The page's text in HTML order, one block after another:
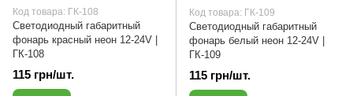
Код товара: ГК-108
Светодиодный габаритный
фонарь красный неон 12-24V |
ГК-108
115 грн/шт.
Код товара: ГК-109
Светодиодный габаритный
фонарь белый неон 12-24V |
ГК-109
115 грн/шт.